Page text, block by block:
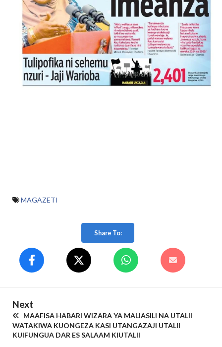
MAGAZETI
Share To:
Next
MAAFISA HABARI WIZARA YA MALIASILI NA UTALII
WATAKIWA KUONGEZA KASI UTANGAZAJI UTALII
KUIFUNGUA DAR ES SALAAM KIUTALII